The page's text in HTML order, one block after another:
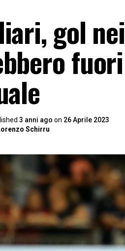
gol
3 anni ago on 26 Aprile 2023
Schirru